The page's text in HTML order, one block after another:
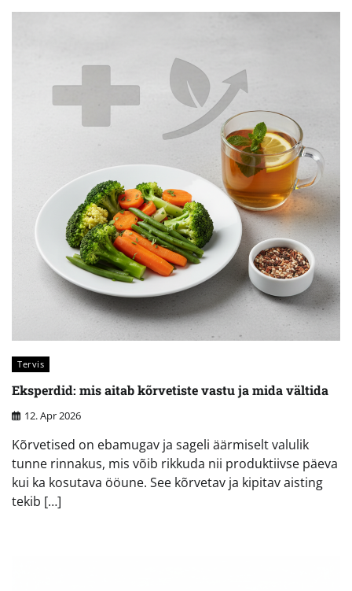
Tervis
Eksperdid: mis aitab kõrvetiste vastu ja mida vältida
12. Apr 2026
Kõrvetised on ebamugav ja sageli äärmiselt valulik
tunne rinnakus, mis võib rikkuda nii produktiivse päeva
kui ka kosutava ööune. See kõrvetav ja kipitav aisting
tekib […]